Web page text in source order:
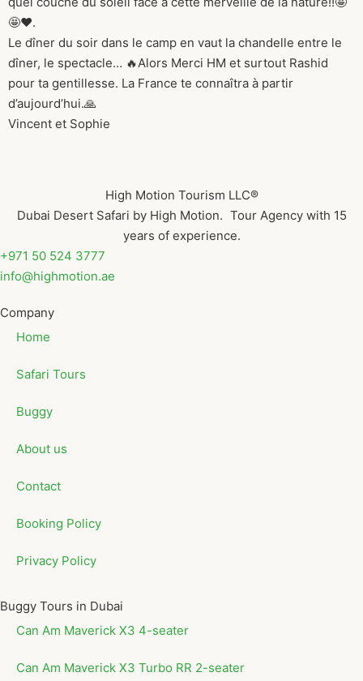
🤩❤️.
Le dîner du soir dans le camp en vaut la chandelle entre le
dîner, le spectacle… 🔥Alors Merci HM et surtout Rashid
pour ta gentillesse. La France te connaîtra à partir
d’aujourd’hui.🙏
Vincent et Sophie
High Motion Tourism LLC®
Dubai Desert Safari by High Motion. Tour Agency with 15
years of experience.
+971 50 524 3777
info@highmotion.ae
Company
Home
Safari Tours
Buggy
About us
Contact
Booking Policy
Privacy Policy
Buggy Tours in Dubai
Can Am Maverick X3 4-seater
Can Am Maverick X3 Turbo RR 2-seater